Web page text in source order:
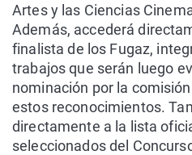
Artes y las Ciencias
Además, accederá
finalista de los Fugaz,
trabajos que serán luego
nominación por la
estos reconocimientos.
directamente a la lista
seleccionados del